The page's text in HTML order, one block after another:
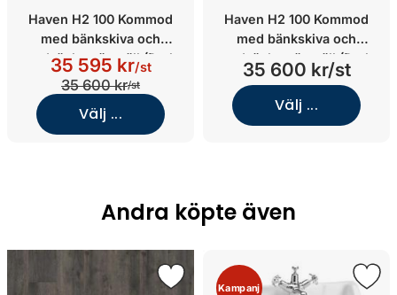
Haven H2 100 Kommod
med bänkskiva och
nedsänkt tvättställ (Dark
Wood/Stone Select Light
Grey/Brons)
35 595 kr/st
35 600 kr/st
Välj ...
Haven H2 100 Kommod
med bänkskiva och
nedsänkt tvättställ (Dark
Wood/Glanshammar White
Silk/Vit solid surface)
35 600 kr/st
Välj ...
Andra köpte även
Kampanj